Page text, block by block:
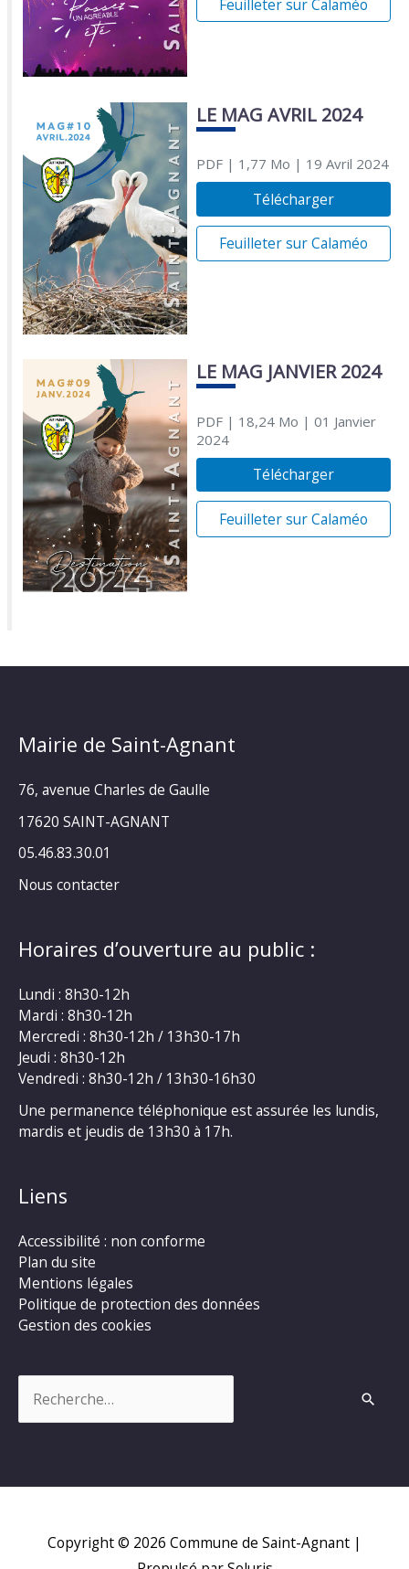
Feuilleter sur Calaméo
LE MAG AVRIL 2024
PDF| 1,77 Mo | 19 Avril 2024
Télécharger
Feuilleter sur Calaméo
LE MAG JANVIER 2024
PDF| 18,24 Mo | 01 Janvier
2024
Télécharger
Feuilleter sur Calaméo
Mairie de Saint-Agnant
76, avenue Charles de Gaulle
17620 SAINT-AGNANT
05.46.83.30.01
Nous contacter
Horaires d’ouverture au public :
Lundi : 8h30-12h
Mardi : 8h30-12h
Mercredi : 8h30-12h / 13h30-17h
Jeudi : 8h30-12h
Vendredi : 8h30-12h / 13h30-16h30
Une permanence téléphonique est assurée les lundis,
mardis et jeudis de 13h30 à 17h.
Liens
Accessibilité : non conforme
Plan du site
Mentions légales
Politique de protection des données
Gestion des cookies
Copyright © 2026 Commune de Saint-Agnant |